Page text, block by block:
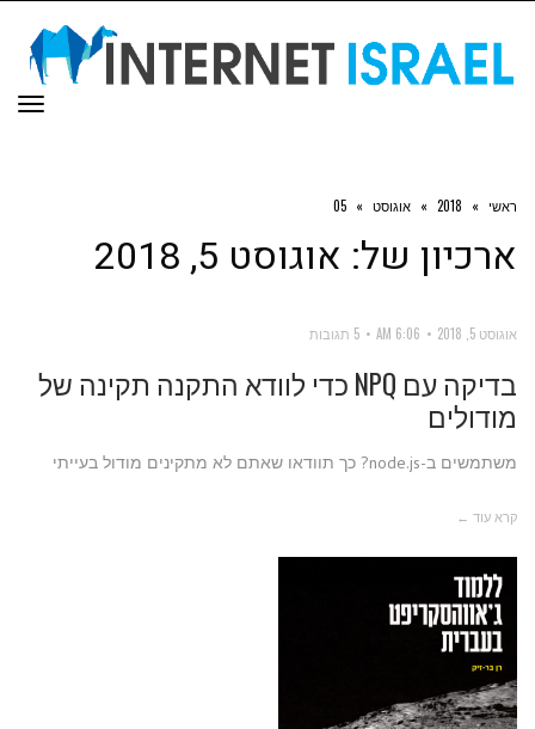
ראשי »
2018
» אוגוסט »
05
ארכיון של: אוגוסט 5, 2018
אוגוסט 5, 2018 6:06 AM 5 תגובות
בדיקה עם NPQ כדי לוודא התקנה תקינה של
מודולים
משתמשים ב-node.js? כך תוודאו שאתם לא מתקינים מודול בעייתי
קרא עוד ←